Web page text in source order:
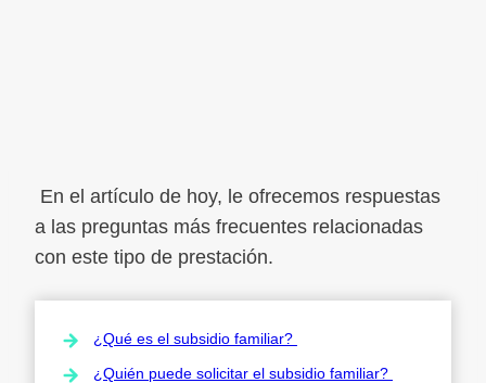
En el artículo de hoy, le ofrecemos respuestas
a las preguntas más frecuentes relacionadas
con este tipo de prestación.
¿Qué es el subsidio familiar?
¿Quién puede solicitar el subsidio familiar?